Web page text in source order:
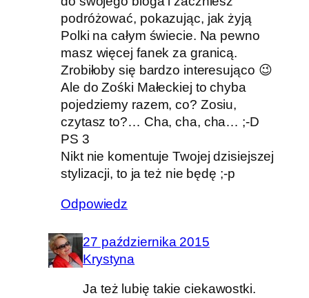
podróżować, pokazując, jak żyją
Polki na całym świecie. Na pewno
masz więcej fanek za granicą.
Zrobiłoby się bardzo interesująco 😉
Ale do Zośki Małeckiej to chyba
pojedziemy razem, co? Zosiu,
czytasz to?… Cha, cha, cha… ;-D
PS 3
Nikt nie komentuje Twojej dzisiejszej
stylizacji, to ja też nie będę ;-p
Odpowiedz
27 października 2015
Krystyna
Ja też lubię takie ciekawostki.